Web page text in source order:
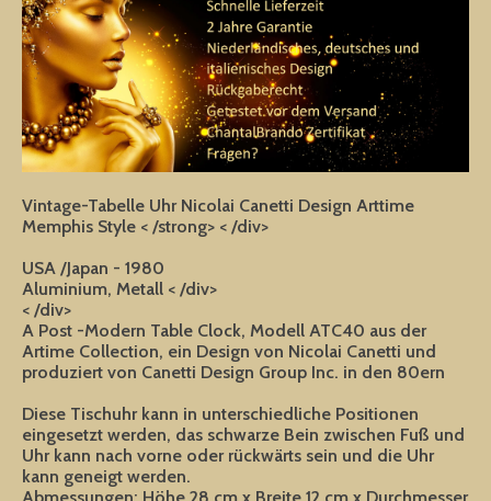
Vintage-Tabelle Uhr Nicolai Canetti Design Arttime
Memphis Style < /strong> < /div>
USA /Japan - 1980
Aluminium, Metall < /div>
< /div>
A Post -Modern Table Clock, Modell ATC40 aus der
Artime Collection, ein Design von Nicolai Canetti und
produziert von Canetti Design Group Inc. in den 80ern
Diese Tischuhr kann in unterschiedliche Positionen
eingesetzt werden, das schwarze Bein zwischen Fuß und
Uhr kann nach vorne oder rückwärts sein und die Uhr
kann geneigt werden.